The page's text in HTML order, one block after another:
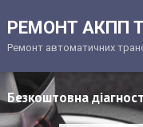
РЕМОНТ АКПП
Ремонт автоматичних
Безкоштовна